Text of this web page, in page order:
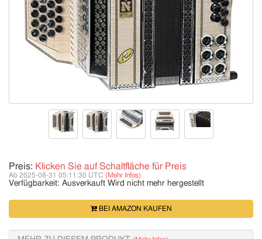
Preis: Klicken Sie auf Schaltfläche für Preis
Ab 2025-08-31 05:11:30 UTC (Mehr Infos)
Verfügbarkeit: Ausverkauft Wird nicht mehr hergestellt
BEI AMAZON KAUFEN